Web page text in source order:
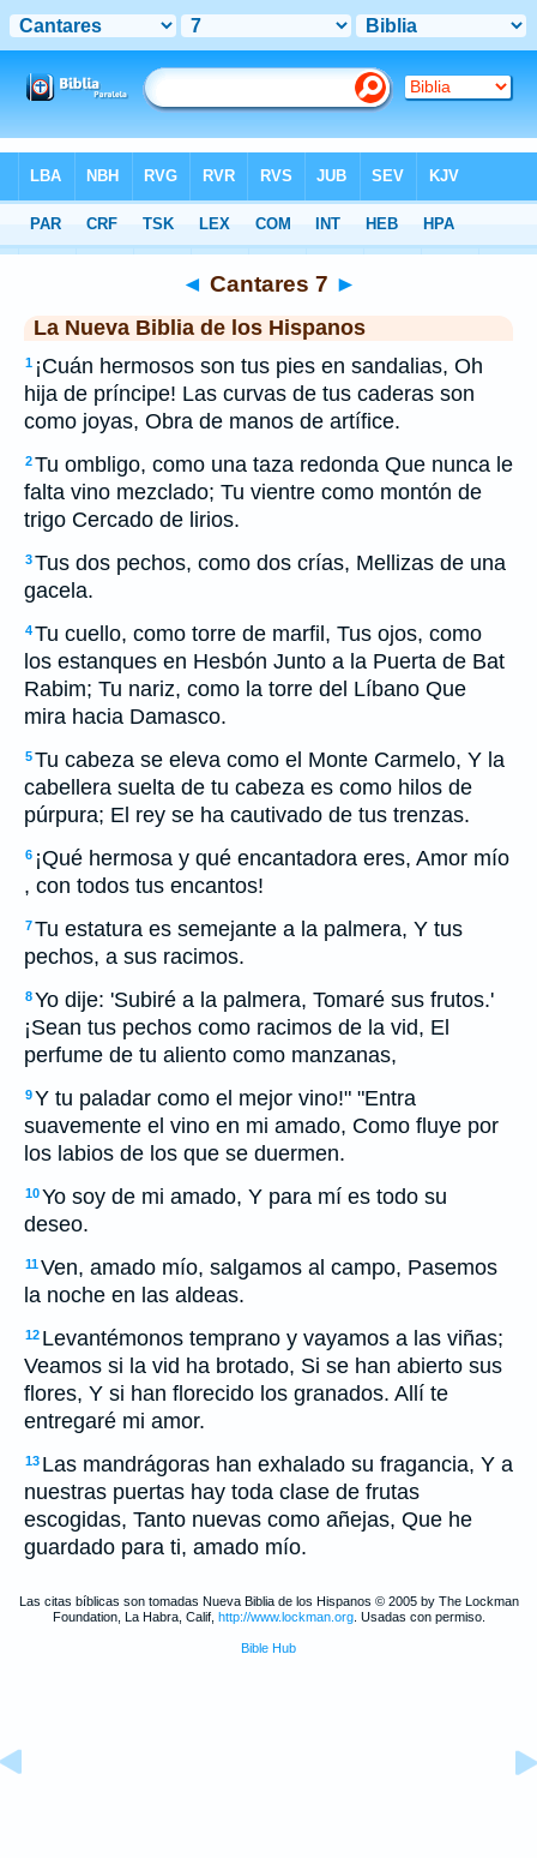
>NBLH > Cantares 7
◄ Cantares 7 ►
La Nueva Biblia de los Hispanos
1 ¡Cuán hermosos son tus pies en sandalias, Oh
hija de príncipe! Las curvas de tus caderas son
como joyas, Obra de manos de artífice.
2Tu ombligo, como una taza redonda Que nunca le
falta vino mezclado; Tu vientre como montón de
trigo Cercado de lirios.
3Tus dos pechos, como dos crías, Mellizas de una
gacela.
4Tu cuello, como torre de marfil, Tus ojos, como
los estanques en Hesbón Junto a la Puerta de Bat
Rabim; Tu nariz, como la torre del Líbano Que
mira hacia Damasco.
5Tu cabeza se eleva como el Monte Carmelo, Y la
cabellera suelta de tu cabeza es como hilos de
púrpura; El rey se ha cautivado de tus trenzas.
6 ¡Qué hermosa y qué encantadora eres, Amor mío
, con todos tus encantos!
7Tu estatura es semejante a la palmera, Y tus
pechos, a sus racimos.
8Yo dije: 'Subiré a la palmera, Tomaré sus frutos.'
¡Sean tus pechos como racimos de la vid, El
perfume de tu aliento como manzanas,
9Y tu paladar como el mejor vino!" "Entra
suavemente el vino en mi amado, Como fluye por
los labios de los que se duermen.
10Yo soy de mi amado, Y para mí es todo su
deseo.
11Ven, amado mío, salgamos al campo, Pasemos
la noche en las aldeas.
12 Levantémonos temprano y vayamos a las viñas;
Veamos si la vid ha brotado, Si se han abierto sus
flores, Y si han florecido los granados. Allí te
entregaré mi amor.
13 Las mandrágoras han exhalado su fragancia, Y a
nuestras puertas hay toda clase de frutas
escogidas, Tanto nuevas como añejas, Que he
guardado para ti, amado mío.
Las citas bíblicas son tomadas Nueva Biblia de los Hispanos © 2005 by The Lockman
Foundation, La Habra, Calif, http://www.lockman.org. Usadas con permiso.
Bible Hub